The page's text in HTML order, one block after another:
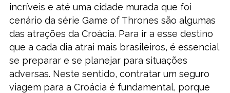
incríveis e até uma cidade murada que foi
cenário da série Game of Thrones são algumas
das atrações da Croácia. Para ir a esse destino
que a cada dia atrai mais brasileiros, é essencial
se preparar e se planejar para situações
adversas. Neste sentido, contratar um seguro
viagem para a Croácia é fundamental, porque